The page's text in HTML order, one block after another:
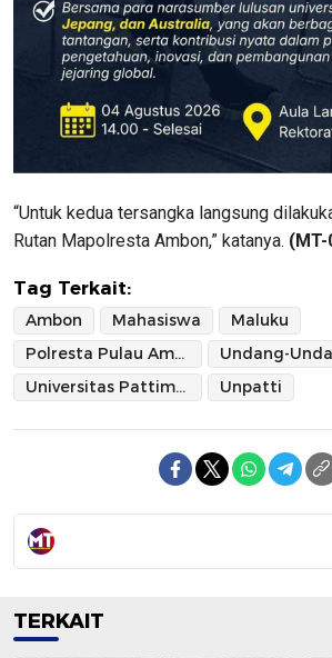
“Untuk kedua tersangka langsung
Rutan Mapolresta Ambon,” katanya. (MT-
Tag Terkait:
Ambon Mahasiswa
Maluku
Polresta Pulau Ambon dan Pulau-pulau Lease
Universitas Pattimura
Unpatti
TERKAIT